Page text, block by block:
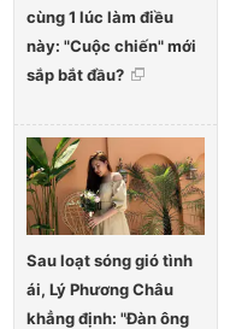
cùng 1 lúc làm điều
này: "Cuộc chiến" mới
sắp bắt đầu?
Sau loạt sóng gió tình
ái, Lý Phương Châu
khẳng định: "Đàn ông